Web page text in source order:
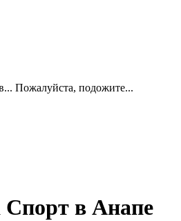
Пожалуйста, подожите...
Спорт в Анапе